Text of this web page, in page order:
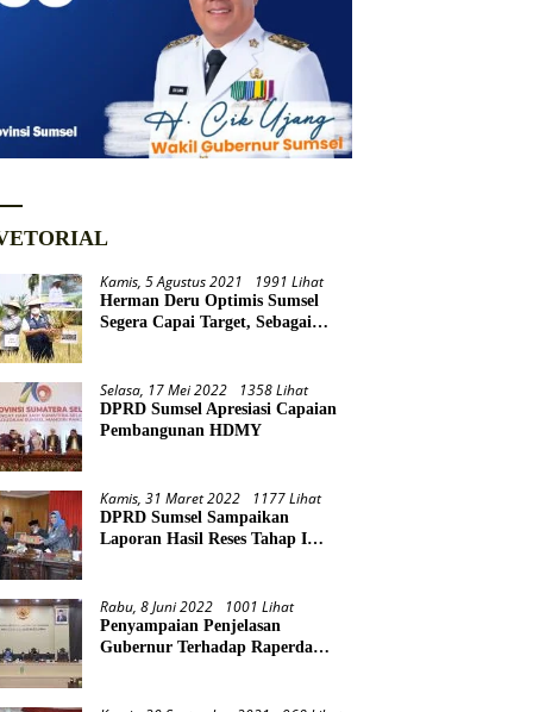
Kamis, 5 Agustus 2021 1991 Lihat
Herman Deru Optimis Sumsel
Segera Capai Target, Sebagai
Selasa, 17 Mei 2022 1358 Lihat
DPRD Sumsel Apresiasi Capaian
Pembangunan HDMY
Kamis, 31 Maret 2022 1177 Lihat
DPRD Sumsel Sampaikan
Laporan Hasil Reses Tahap I
Rabu, 8 Juni 2022 1001 Lihat
Penyampaian Penjelasan
Gubernur Terhadap Raperda